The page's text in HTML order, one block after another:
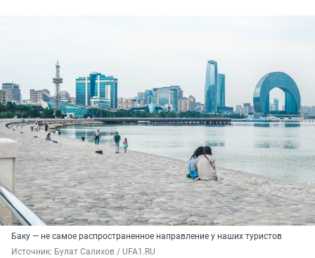
Баку — не самое распространенное направление у наших туристов
Источник: Булат Салихов / UFA1.RU